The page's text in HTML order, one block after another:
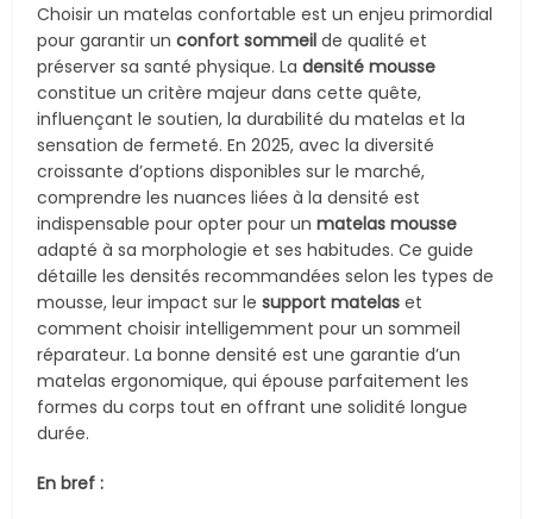
Choisir un matelas confortable est un enjeu primordial
pour garantir unconfort sommeil de qualité et
préserver sa santé physique. Ladensité mousse
constitue un critère majeur dans cette quête,
influençant le soutien, la durabilité du matelas et la
sensation de fermeté. En 2025, avec la diversité
croissante d’options disponibles sur le marché,
comprendre les nuances liées à la densité est
indispensable pour opter pour unmatelas mousse
adapté à sa morphologie et ses habitudes. Ce guide
détaille les densités recommandées selon les types de
mousse, leur impact sur lesupport matelas et
comment choisir intelligemment pour un sommeil
réparateur. La bonne densité est une garantie d’un
matelas ergonomique, qui épouse parfaitement les
formes du corps tout en offrant une solidité longue
durée.
En bref :